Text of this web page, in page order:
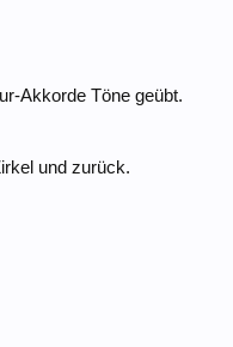
Akkorde Töne geübt.
und zurück.